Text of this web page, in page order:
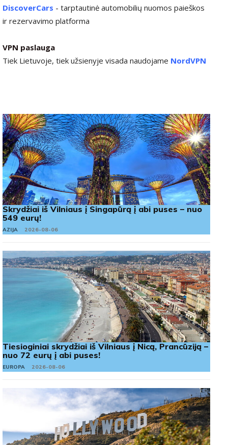
DiscoverCars - tarptautinė automobilių nuomos paieškos
ir rezervavimo platforma
VPN paslauga
Tiek Lietuvoje, tiek užsienyje visada naudojame NordVPN
Skrydžiai iš Vilniaus į Singapūrą į abi puses – nuo
549 eurų!
AZIJA 2026-08-06
Tiesioginiai skrydžiai iš Vilniaus į Nicą, Prancūziją –
nuo 72 eurų į abi puses!
EUROPA 2026-08-06